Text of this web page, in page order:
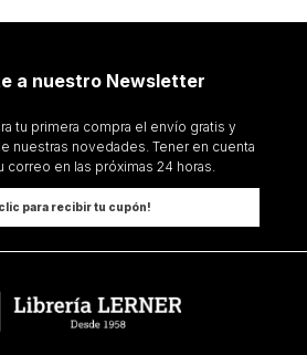
a nuestro Newsletter
tu primera compra el envío gratis y
nuestras novedades. Tener en cuenta
correo en las próximas 24 horas.
clic para recibir tu cupón!